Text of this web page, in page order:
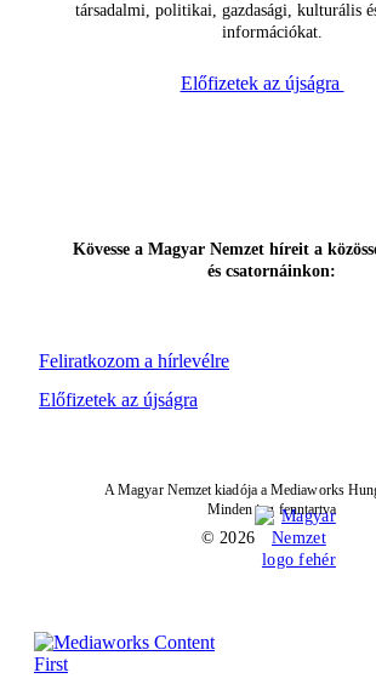
társadalmi, politikai, gazdasági, kulturális
információkat.
Előfizetek az újságra
Feliratkozom a hírlevélre
Kövesse a Magyar Nemzet híreit a
és csatornáinkon:
Előfizetek az újságra
A Magyar Nemzet kiadója a Mediaworks
Minden jog fenntartva
© 2026